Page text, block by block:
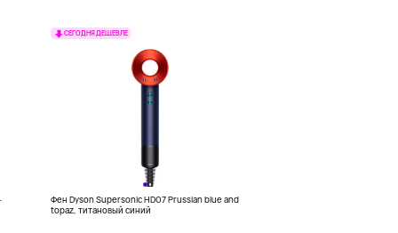
СЕГОДНЯ ДЕШЕВЛЕ
Фен Dyson Supersonic HD07 Prussian blue and
topaz, титановый синий